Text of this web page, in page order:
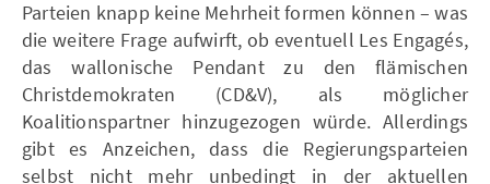
Parteien knapp keine Mehrheit formen können – was
die weitere Frage aufwirft, ob eventuell Les Engagés,
das wallonische Pendant zu den flämischen
Christdemokraten (CD&V), als möglicher
Koalitionspartner hinzugezogen würde. Allerdings
gibt es Anzeichen, dass die Regierungsparteien
selbst nicht mehr unbedingt in der aktuellen